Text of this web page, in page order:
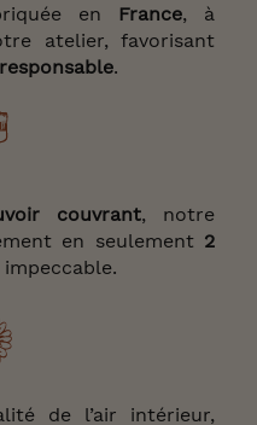
en France, à
atelier, favorisant
responsable.
couvrant, notre
en seulement 2
de l’air intérieur,